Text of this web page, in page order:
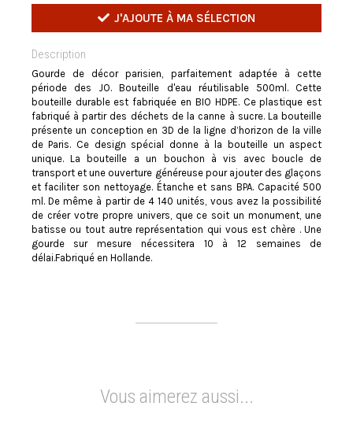
J'AJOUTE À MA SÉLECTION
Description
Gourde de décor parisien, parfaitement adaptée à cette
période des JO. Bouteille d'eau réutilisable 500ml. Cette
bouteille durable est fabriquée en BIO HDPE. Ce plastique est
fabriqué à partir des déchets de la canne à sucre. La bouteille
présente un conception en 3D de la ligne d’horizon de la ville
de Paris. Ce design spécial donne à la bouteille un aspect
unique. La bouteille a un bouchon à vis avec boucle de
transport et une ouverture généreuse pour ajouter des glaçons
et faciliter son nettoyage. Étanche et sans BPA. Capacité 500
ml. De même à partir de 4 140 unités, vous avez la possibilité
de créer votre propre univers, que ce soit un monument, une
batisse ou tout autre représentation qui vous est chère . Une
gourde sur mesure nécessitera 10 à 12 semaines de
délai.Fabriqué en Hollande.
Vous aimerez aussi...